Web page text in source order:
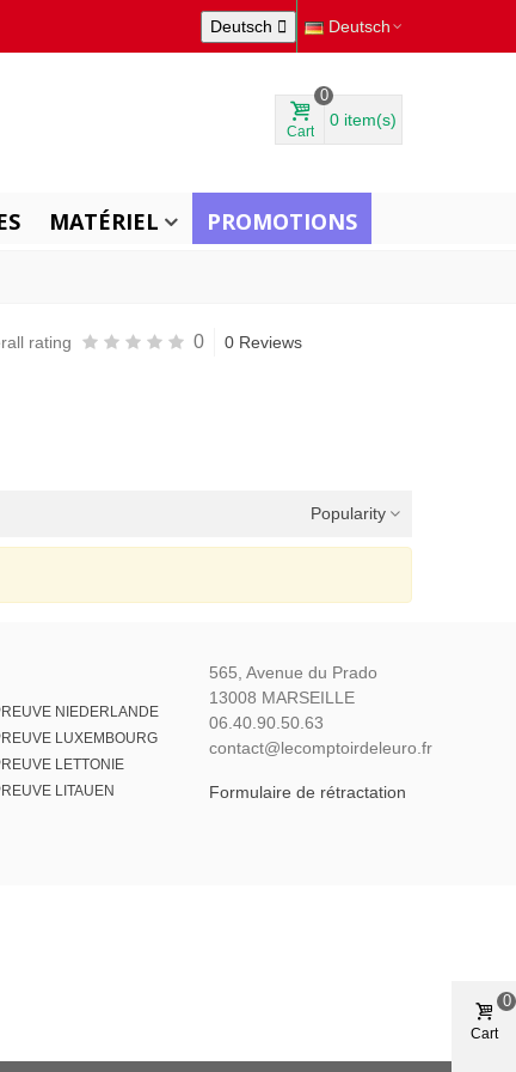
Deutsch  Deutsch
Cart
0
0 item(s)
MATÉRIEL PROMOTIONS
rating 0 0 Reviews
Popularity
NIEDERLANDE
LUXEMBOURG
LETTONIE
LITAUEN
565, Avenue du Prado
13008 MARSEILLE
06.40.90.50.63
contact@lecomptoirdeleuro.fr
Formulaire de rétractation
Cart
0